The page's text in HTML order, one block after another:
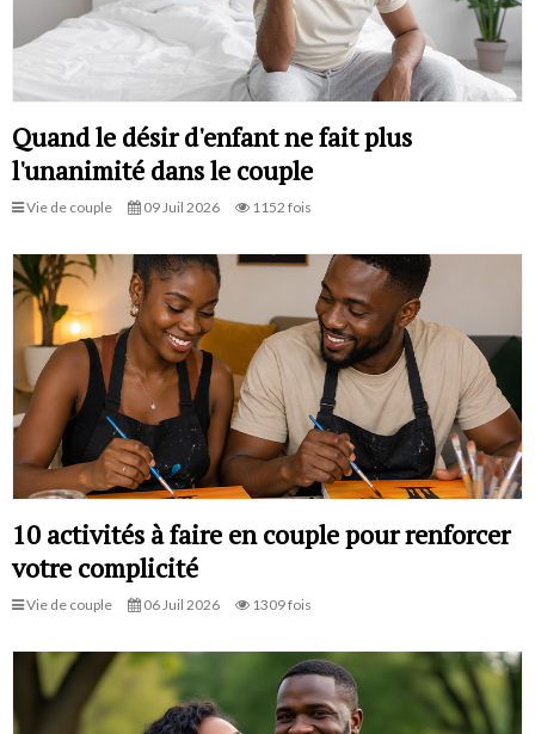
Quand le désir d'enfant ne fait plus
l'unanimité dans le couple
Vie de couple 09 Juil 2026 1152 fois
10 activités à faire en couple pour renforcer
votre complicité
Vie de couple 06 Juil 2026 1309 fois